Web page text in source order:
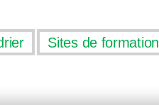
Sites de formation